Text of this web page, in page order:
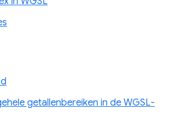
getallenbereiken in de WGSL-